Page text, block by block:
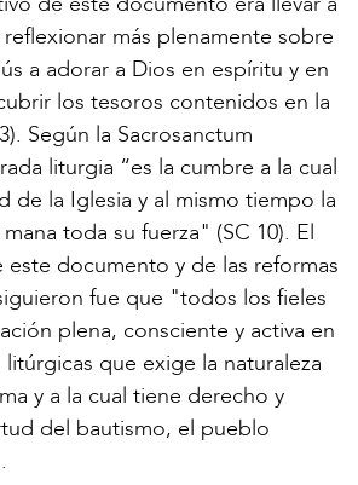
más plenamente sobre
a adorar a Dios en espíritu y en
los tesoros contenidos en la
Según la Sacrosanctum
liturgia “es la cumbre a la cual
de la Iglesia y al mismo tiempo la
toda su fuerza" (SC 10). El
documento y de las reformas
fue que "todos los fieles
plena, consciente y activa en
que exige la naturaleza
y a la cual tiene derecho y
del bautismo, el pueblo